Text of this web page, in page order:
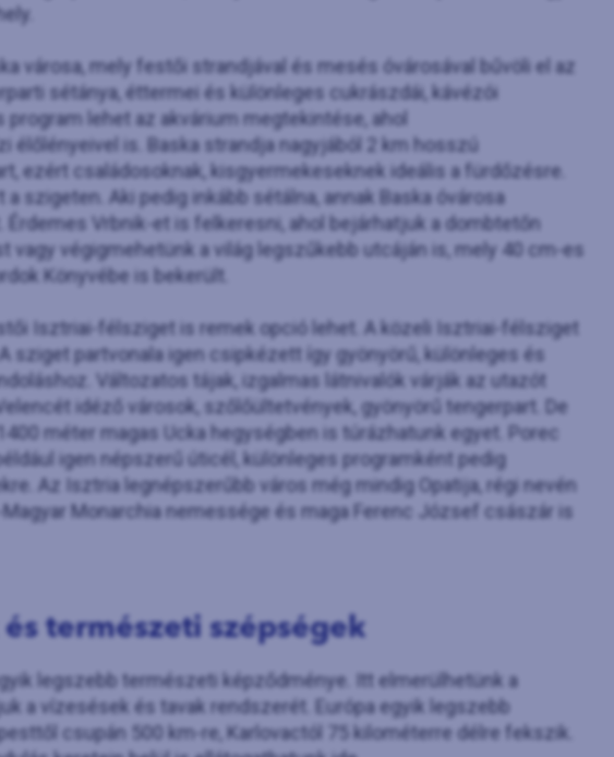
városa, mely festői strandjával és mesés óvárosával bűvöli el az
sétánya, éttermei és különleges cukrászdái, kávézói
lehet az akvárium megtekintése, ahol
élőlényeivel is. Baska strandja nagyjából 2 km hosszú
ezért családosoknak, kisgyermekeseknek ideális a fürdőzésre.
a szigeten. Aki pedig inkább sétálna, annak Baska óvárosa
Vrbnik-et is felkeresni, ahol bejárhatjuk a dombtetőn
vagy végigmehetünk a világ legszűkebb utcáján is, mely 40 cm-es
Könyvébe is bekerült.
Isztriai-félsziget is remek opció lehet. A közeli Isztriai-félsziget
sziget partvonala igen csipkézett így gyönyörű, különleges és
Változatos tájak, izgalmas látnivalók várják az utazót
idéző városok, szőlőültetvények, gyönyörű tengerpart. De
méter magas Ucka hegységben is túrázhatunk egyet. Porec
igen népszerű úticél, különleges programként pedig
Az Isztria legnépszerűbb város még mindig Opatija, régi nevén
Monarchia nemessége és maga Ferenc József császár is
természeti szépségek
legszebb természeti képződménye. Itt elmerülhetünk a
a vízesések és tavak rendszerét. Európa egyik legszebb
csupán 500 km-re, Karlovactól 75 kilométerre délre fekszik.